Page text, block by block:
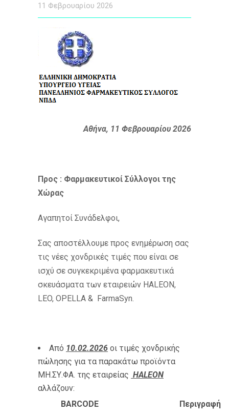
11 Φεβρουαρίου 2026
Αθήνα, 11 Φεβρουαρίου 2026
Προς : Φαρμακευτικοί Σύλλογοι της
Χώρας
Αγαπητοί Συνάδελφοι,
Σας αποστέλλουμε προς ενημέρωση σας
τις νέες χονδρικές τιμές που είναι σε
ισχύ σε συγκεκριμένα φαρμακευτικά
σκευάσματα των εταιρειών HALEON,
LEO, OPELLA & FarmaSyn.
Από 10.02.2026 οι τιμές χονδρικής
πώλησης για τα παρακάτω προϊόντα
ΜΗ.ΣΥ.ΦΑ. της εταιρείας HALEON
αλλάζουν:
BARCODE
Περιγραφή